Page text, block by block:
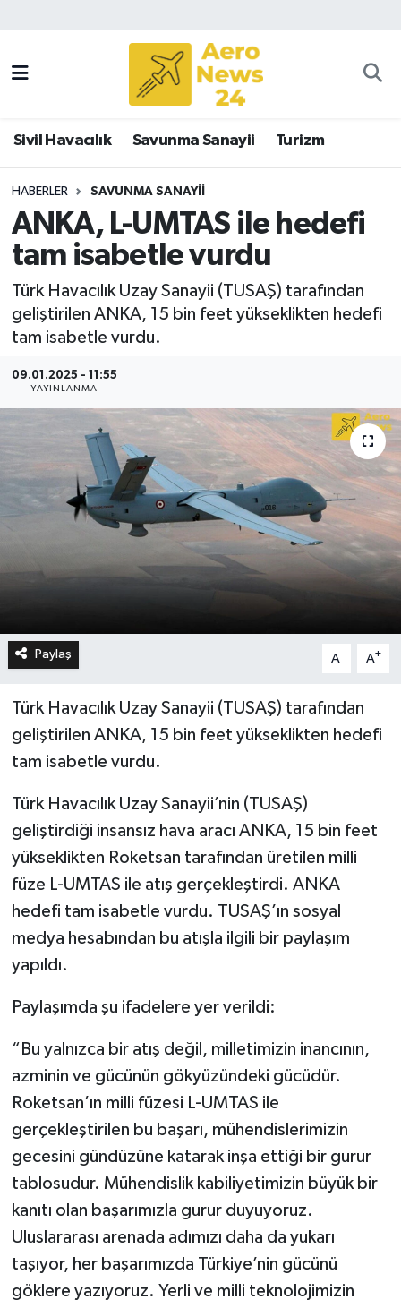
Sivil Havacılık Savunma Sanayii Turizm
HABERLER SAVUNMA SANAYII
ANKA, L-UMTAS ile hedefi
tam isabetle vurdu
Türk Havacılık Uzay Sanayii (TUSAŞ) tarafından
geliştirilen ANKA, 15 bin feet yükseklikten hedefi
tam isabetle vurdu.
09.01.2025 - 11:55
YAYINLANMA
Paylaş A- A+
Türk Havacılık Uzay Sanayii (TUSAŞ) tarafından
geliştirilen ANKA, 15 bin feet yükseklikten hedefi
tam isabetle vurdu.
Türk Havacılık Uzay Sanayii’nin (TUSAŞ)
geliştirdiği insansız hava aracı ANKA, 15 bin feet
yükseklikten Roketsan tarafından üretilen milli
füze L-UMTAS ile atış gerçekleştirdi. ANKA
hedefi tam isabetle vurdu. TUSAŞ’ın sosyal
medya hesabından bu atışla ilgili bir paylaşım
yapıldı.
Paylaşımda şu ifadelere yer verildi:
“Bu yalnızca bir atış değil, milletimizin inancının,
azminin ve gücünün gökyüzündeki gücüdür.
Roketsan’ın milli füzesi L-UMTAS ile
gerçekleştirilen bu başarı, mühendislerimizin
gecesini gündüzüne katarak inşa ettiği bir gurur
tablosudur. Mühendislik kabiliyetimizin büyük bir
kanıtı olan başarımızla gurur duyuyoruz.
Uluslararası arenada adımızı daha da yukarı
taşıyor, her başarımızda Türkiye’nin gücünü
göklere yazıyoruz. Yerli ve milli teknolojimizin